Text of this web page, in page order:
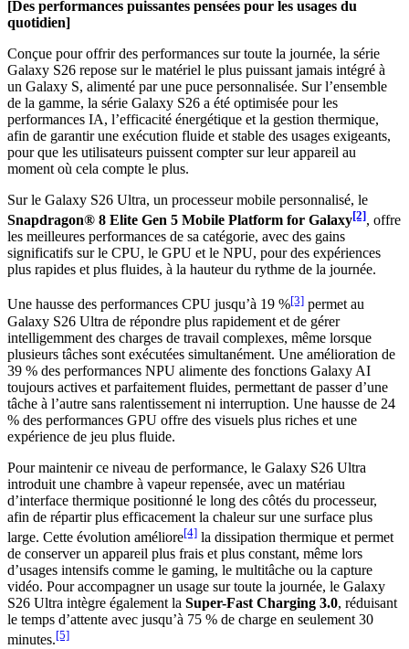
[Des performances puissantes pensées pour les usages du
quotidien]
Conçue pour offrir des performances sur toute la journée, la série
Galaxy S26 repose sur le matériel le plus puissant jamais intégré à
un Galaxy S, alimenté par une puce personnalisée. Sur l’ensemble
de la gamme, la série Galaxy S26 a été optimisée pour les
performances IA, l’efficacité énergétique et la gestion thermique,
afin de garantir une exécution fluide et stable des usages exigeants,
pour que les utilisateurs puissent compter sur leur appareil au
moment où cela compte le plus.
Sur le Galaxy S26 Ultra, un processeur mobile personnalisé, le
Snapdragon® 8 Elite Gen 5 Mobile Platform for Galaxy[2], offre
les meilleures performances de sa catégorie, avec des gains
significatifs sur le CPU, le GPU et le NPU, pour des expériences
plus rapides et plus fluides, à la hauteur du rythme de la journée.
Une hausse des performances CPU jusqu’à 19 %[3] permet au
Galaxy S26 Ultra de répondre plus rapidement et de gérer
intelligemment des charges de travail complexes, même lorsque
plusieurs tâches sont exécutées simultanément. Une amélioration de
39 % des performances NPU alimente des fonctions Galaxy AI
toujours actives et parfaitement fluides, permettant de passer d’une
tâche à l’autre sans ralentissement ni interruption. Une hausse de 24
% des performances GPU offre des visuels plus riches et une
expérience de jeu plus fluide.
Pour maintenir ce niveau de performance, le Galaxy S26 Ultra
introduit une chambre à vapeur repensée, avec un matériau
d’interface thermique positionné le long des côtés du processeur,
afin de répartir plus efficacement la chaleur sur une surface plus
large. Cette évolution améliore[4] la dissipation thermique et permet
de conserver un appareil plus frais et plus constant, même lors
d’usages intensifs comme le gaming, le multitâche ou la capture
vidéo. Pour accompagner un usage sur toute la journée, le Galaxy
S26 Ultra intègre également la Super-Fast Charging 3.0, réduisant
le temps d’attente avec jusqu’à 75 % de charge en seulement 30
minutes.[5]